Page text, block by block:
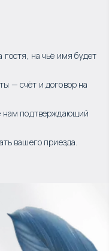
гостя, на чьё имя будет
— счёт и договор на
нам подтверждающий
вашего приезда.